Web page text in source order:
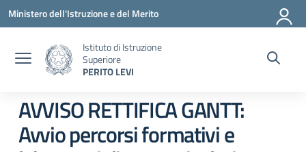
Vai ai contenuti
Vai al menu di navigazione
Vai al footer
Ministero dell'Istruzione e del Merito
Istituto di Istruzione
Superiore
PERITO LEVI
AVVISO RETTIFICA GANTT:
Avvio percorsi formativi e